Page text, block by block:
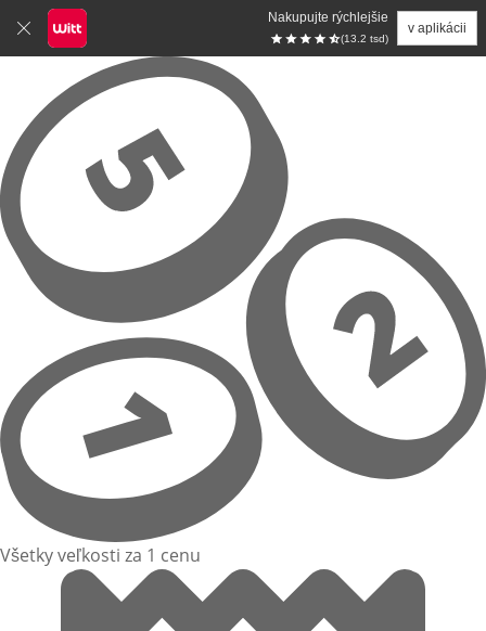
Nakupujte rýchlejšie
(13.2 tsd)
v aplikácii
Prejsť na hlavný obsah
Všetky veľkosti za 1 cenu